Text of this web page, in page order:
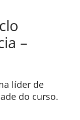
–
líder de
do curso.